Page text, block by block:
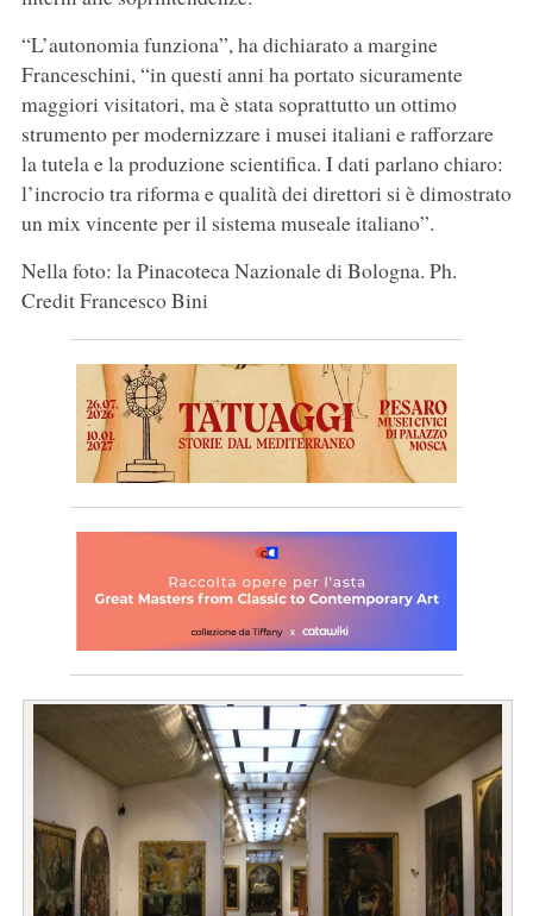
“L’autonomia funziona”, ha dichiarato a margine
Franceschini, “in questi anni ha portato sicuramente
maggiori visitatori, ma è stata soprattutto un ottimo
strumento per modernizzare i musei italiani e rafforzare
la tutela e la produzione scientifica. I dati parlano chiaro:
l’incrocio tra riforma e qualità dei direttori si è dimostrato
un mix vincente per il sistema museale italiano”.
Nella foto: la Pinacoteca Nazionale di Bologna. Ph.
Credit Francesco Bini